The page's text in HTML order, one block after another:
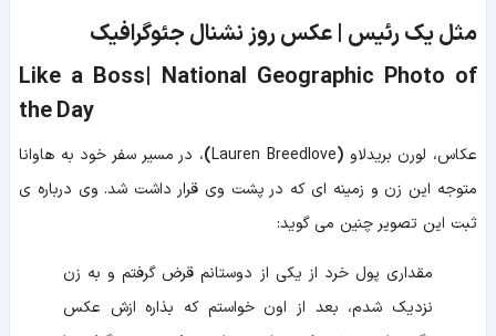
مثل یک رئیس | عکس روز نشنال جئوگرافیک
Like a Boss| National Geographic Photo of
the Day
عکاس، لورن بریدلاو(
Lauren Breedlove
)، در مسیر سفر خود به هاوانا
متوجه این زن و زمینه ای که در پشت وی قرار داشت شد. وی درباره ی
ثبت این تصویر چنین می گوید:
مقداری پول خرد از یکی از دوستانم قرض گرفتم و به زن
نزدیک شدم، بعد از اون خواستم که بذاره ازش عکس